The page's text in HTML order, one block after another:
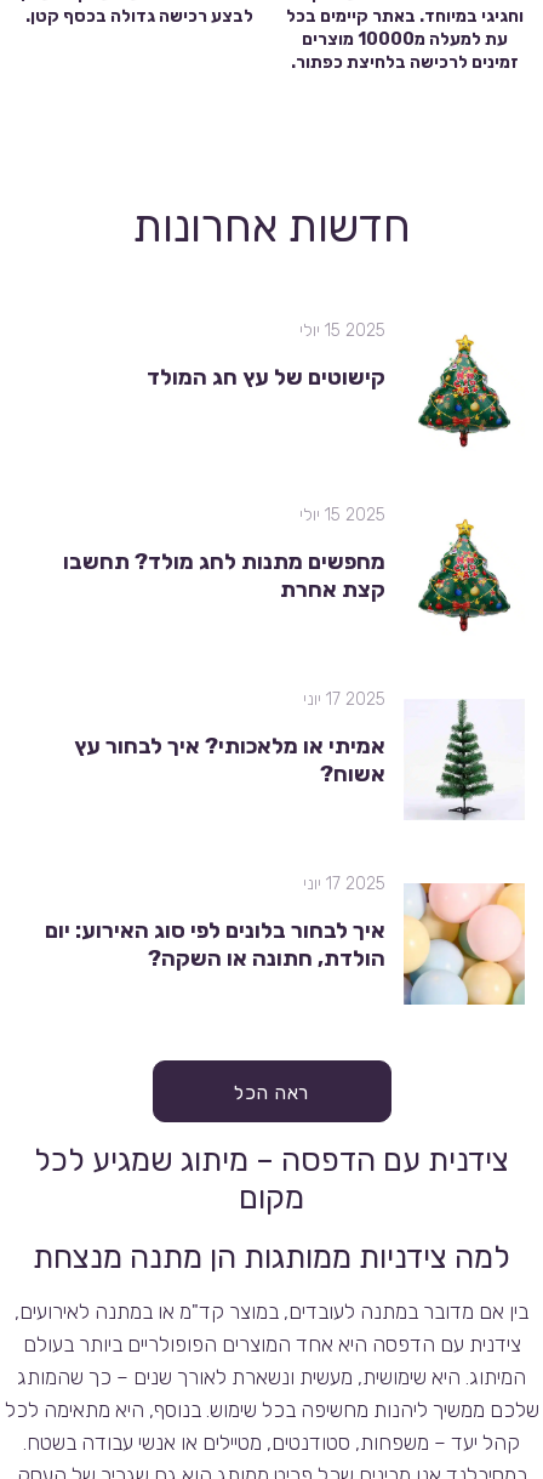
וחגיגי במיוחד. באתר קיימים בכל
עת למעלה מ10000 מוצרים
זמינים לרכישה בלחיצת כפתור.
לבצע רכישה גדולה בכסף קטן.
חדשות אחרונות
2025 15 יולי
קישוטים של עץ חג המולד
2025 15 יולי
מחפשים מתנות לחג מולד? תחשבו
קצת אחרת
2025 17 יוני
אמיתי או מלאכותי? איך לבחור עץ
אשוח?
2025 17 יוני
איך לבחור בלונים לפי סוג האירוע: יום
הולדת, חתונה או השקה?
ראה הכל
צידנית עם הדפסה – מיתוג שמגיע לכל
מקום
למה צידניות ממותגות הן מתנה מנצחת
בין אם מדובר במתנה לעובדים, במוצר קד"מ או במתנה לאירועים,
צידנית עם הדפסה היא אחד המוצרים הפופולריים ביותר בעולם
המיתוג. היא שימושית, מעשית ונשארת לאורך שנים – כך שהמותג
שלכם ממשיך ליהנות מחשיפה בכל שימוש. בנוסף, היא מתאימה לכל
קהל יעד – משפחות, סטודנטים, מטיילים או אנשי עבודה בשטח.